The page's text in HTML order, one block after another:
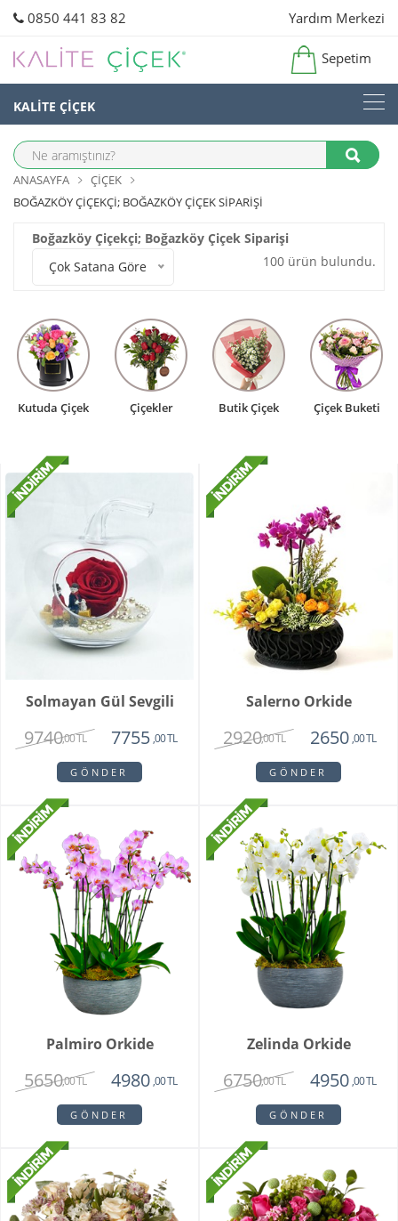
0850 441 83 82 Yardım Merkezi
Sepetim
KALİTE ÇİÇEK
ANASAYFA
ÇIÇEK
BOĞAZKÖY ÇIÇEKÇI; BOĞAZKÖY ÇIÇEK SIPARIŞI
Boğazköy Çiçekçi; Boğazköy Çiçek Siparişi
Çok Satana Göre
100 ürün bulundu.
Kutuda Çiçek Çiçekler Butik Çiçek Çiçek Buketi
Solmayan Gül Sevgili
9740,00 TL 7755 ,00 TL
GÖNDER
Salerno Orkide
2920,00 TL 2650 ,00 TL
GÖNDER
Palmiro Orkide
5650,00 TL 4980 ,00 TL
GÖNDER
Zelinda Orkide
6750,00 TL 4950 ,00 TL
GÖNDER